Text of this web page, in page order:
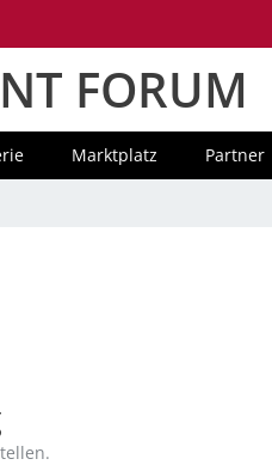
FORUM
Marktplatz Partner